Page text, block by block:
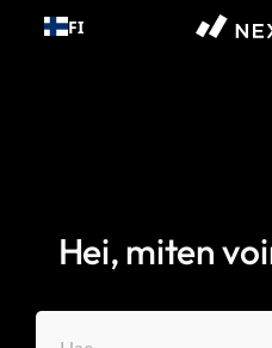
Siirry
sisältöön
FI
Hei, miten